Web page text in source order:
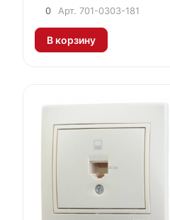
0 Арт. 701-0303-181
В корзину